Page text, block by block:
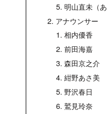
明山直未（
アナウンサー
相内優香
前田海嘉
森田京之介
紺野あさ美
野沢春日
鷲見玲奈